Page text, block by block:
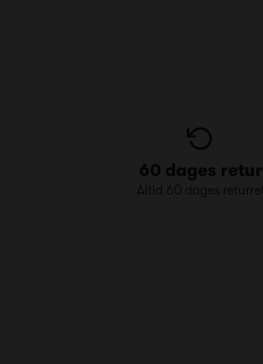
60 dages retur
Altid 60 dages returret